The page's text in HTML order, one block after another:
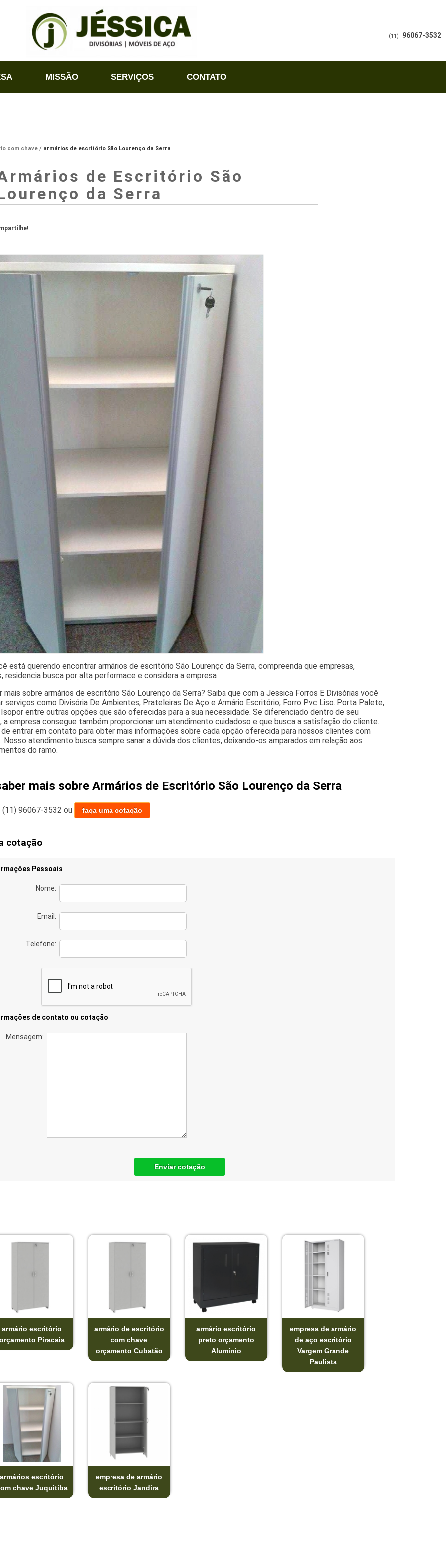
MISSÃO SERVIÇOS CONTATO
(11) 96067-3532
com chave armários de escritório São Lourenço da Serra
de Escritório São
da Serra
está querendo encontrar armários de escritório São Lourenço da Serra, compreenda que empresas,
residencia busca por alta performace e considera a empresa
mais sobre armários de escritório São Lourenço da Serra? Saiba que com a Jessica Forros E Divisórias você
serviços como Divisória De Ambientes, Prateleiras De Aço e Armário Escritório, Forro Pvc Liso, Porta Palete,
entre outras opções que são oferecidas para a sua necessidade. Se diferenciado dentro de seu
a empresa consegue também proporcionar um atendimento cuidadoso e que busca a satisfação do cliente.
de entrar em contato para obter mais informações sobre cada opção oferecida para nossos clientes com
Nosso atendimento busca sempre sanar a dúvida dos clientes, deixando-os amparados em relação aos
do ramo.
mais sobre Armários de Escritório São Lourenço da Serra
(11) 96067-3532 ou faça uma cotação
cotação
Pessoais
Nome:
Email:
Telefone:
de contato ou cotação
Mensagem:
Enviar cotação
armário escritório
Piracaia
armário de escritório
com chave
orçamento Cubatão
armário escritório
preto orçamento
Alumínio
empresa de armário
de aço escritório
Vargem Grande
Paulista
armários escritório
chave Juquitiba
empresa de armário
escritório Jandira